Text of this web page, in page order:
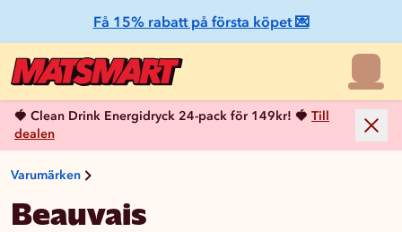
Få 15% rabatt på första köpet 💌
🍓 Clean Drink Energidryck 24-pack för 149kr! 🍓 Till
dealen
Varumärken
Beauvais